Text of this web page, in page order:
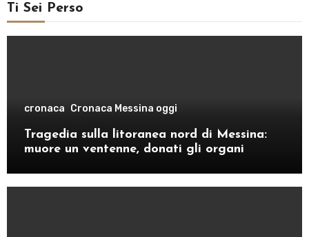
Ti Sei Perso
cronaca Cronaca Messina oggi
Tragedia sulla litoranea nord di Messina:
muore un ventenne, donati gli organi